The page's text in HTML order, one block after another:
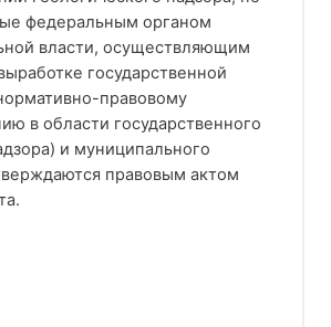
федеральным органом
власти, осуществляющим
государственной
правовому
в области государственного
и муниципального
правовым актом